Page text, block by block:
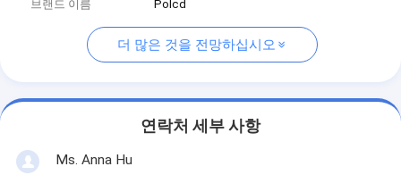
브랜드 이름
Polcd
더 많은 것을 전망하십시오
연락처 세부 사항
Ms. Anna Hu